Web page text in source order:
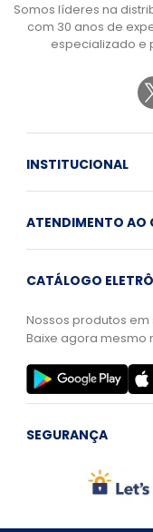
Somos líderes na
com 30 anos de
especializado e
INSTITUCIONAL
ATENDIMENTO AO
CATÁLOGO
Nossos produtos
Baixe agora mesmo
SEGURANÇA